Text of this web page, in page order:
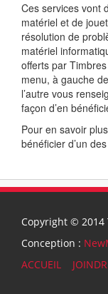
Ces services vont
matériel et de
résolution de
matériel
offerts par
menu, à gauche
l’autre vous
façon d’en
Pour en savoir
bénéficier d’un
Copyright © 2014
Conception :
ACCUEIL